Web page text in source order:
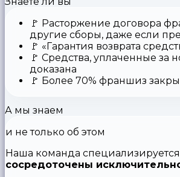
🚩 Расторжение договора
другие сборы, даже если
🚩 «Гарантия возврата
🚩 Средства, уплаченные за
доказана
🚩 Более 70% франшиз
А мы знаем
и не только об этом
Наша команда
сосредоточены